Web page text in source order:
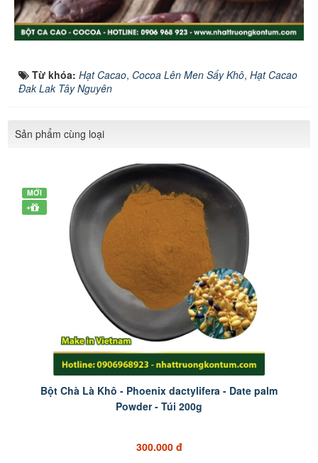
Từ khóa: Hạt Cacao, Cocoa Lên Men Sấy Khô, Hạt Cacao
Đak Lak Tây Nguyên
Sản phẩm cùng loại
MỚI
+
Bột Chà Là Khô - Phoenix dactylifera - Date palm
Powder - Túi 200g
300.000 đ